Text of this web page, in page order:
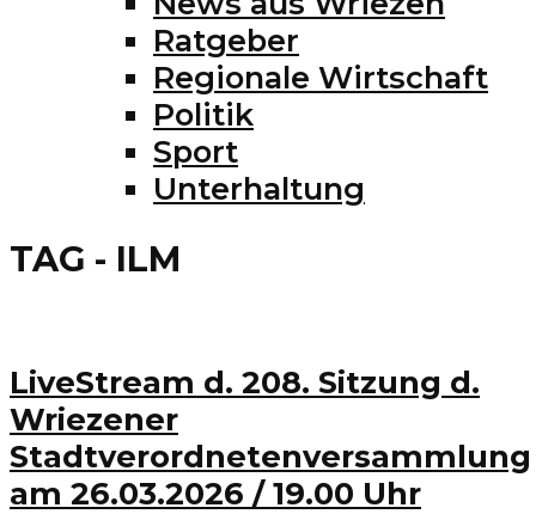
Ratgeber
Regionale Wirtschaft
Politik
Sport
Unterhaltung
TAG - ILM
LiveStream d. 208. Sitzung d.
Wriezener
Stadtverordnetenversammlung
am 26.03.2026 / 19.00 Uhr